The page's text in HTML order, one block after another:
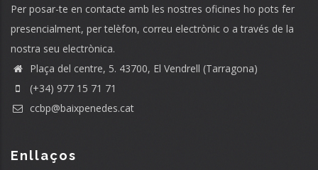
Per posar-te en contacte amb les nostres oficines ho pots fer
presencialment, per telèfon, correu electrònic o a través de la
nostra seu electrònica.
Plaça del centre, 5. 43700, El Vendrell (Tarragona)
(+34) 977 15 71 71
ccbp@baixpenedes.cat
Enllaços